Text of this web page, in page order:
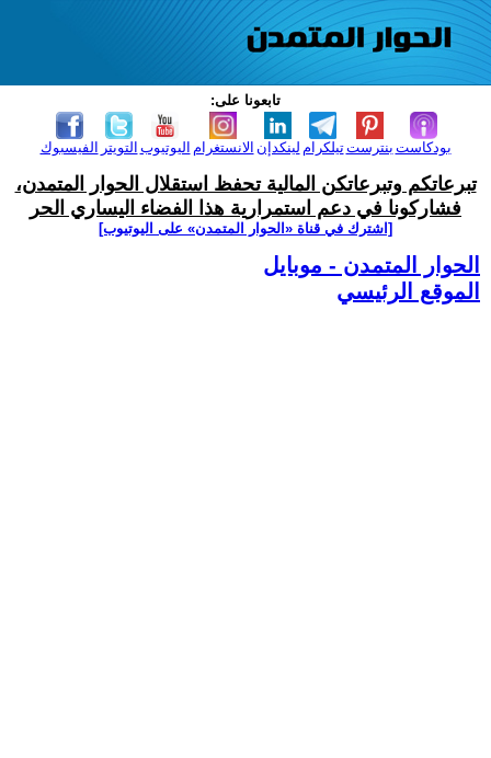
تابعونا على:
الفيسبوك التويتر اليوتيوب الانستغرام لينكدإن تيلكرامبنترست بودكاست
تبرعاتكم وتبرعاتكن المالية تحفظ استقلال الحوار المتمدن،
فشاركونا في دعم استمرارية هذا الفضاء اليساري الحر
[اشترك في قناة ‫«الحوار المتمدن» على اليوتيوب]
الحوار المتمدن - موبايل
الموقع الرئيسي